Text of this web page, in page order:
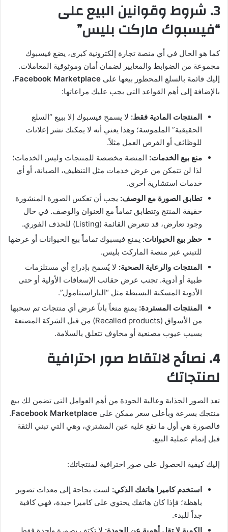
3. شروط وقوانين البيع على
“فيسبوك ماركت بليس”
كما هو الحال في أي منصة تجارة إلكترونية كبرى، يضع فيسبوك
مجموعة من الضوابط والمعايير لضمان أمان وموثوقية المعاملات.
إليك قائمة بالسلع المحظور بيعها على Facebook Marketplace،
بالإضافة إلى أهم القواعد التي يجب عليك مراعاتها:
المنتجات المادية فقط: لا يسمح فيسبوك إلا ببيع “السلع
الحقيقية” الملموسة؛ وهذا يعني أنه لا يمكنك نشر إعلانات
للوظائف أو الفرص العمل مثلاً.
منع بيع الخدمات: المنصة مخصصة للمنتجات وليس الخدمات؛
لذا لن تتمكن من عرض خدمات مثل التنظيف، الصيانة، أو أي
خدمات استشارية أخرى.
تطابق الصورة مع الوصف: يجب أن تعكس الصورة المنشورة
حقيقة المنتج وتتطابق تماماً مع العنوان والوصف. في حال
وجود تعارض، قد تتعرض القائمة (Listing) للحذف الفوري.
حظر بيع الحيوانات: يمنع فيسبوك تماماً بيع الحيوانات أو عرضها
للتبني عبر منصة الماركت بليس.
المنتجات والرعاية الصحية: لا يُسمح بإدراج أي مستلزمات
طبية أو أدوية. تجنب عرض حقائب الإسعافات الأولية أو حتى
الأدوية المسكنة البسيطة مثل “الباراسيتامول”.
المنتجات المستردة: يمنع منعاً باتاً عرض أي منتجات تم سحبها
من الأسواق (Recalled products) من قبل الشركة المصنعة
بسبب عيوب مصنعية أو مخاوف تتعلق بالسلامة.
4. نصائح لالتقاط صور احترافية
لمنتجاتك
تعد الصور الجذابة وعالية الجودة من أهم العوامل التي تضمن لك بيع
منتجك بسرعة وبأعلى سعر ممكن على Facebook Marketplace
.
فالصورة هي أول ما تقع عليه عين المشتري، وهي التي تبني الثقة
قبل إتمام عملية البيع.
إليك كيفية الحصول على صور احترافية لمنتجاتك:
استخدم كاميرا هاتفك الذكي: لست بحاجة إلى معدات تصوير
باهظة؛ فإذا كان هاتفك يحتوي على كاميرا جيدة، فهي كافية
جداً للبدء.